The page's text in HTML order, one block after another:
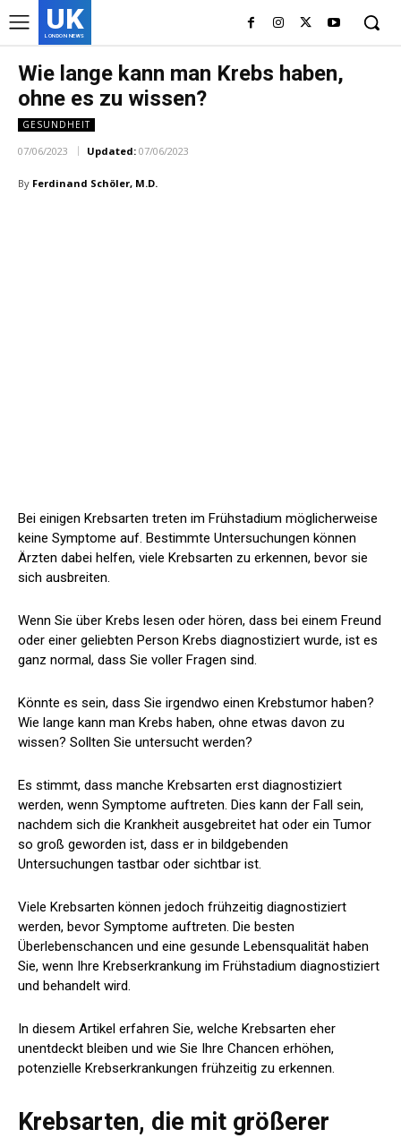
UK
LONDON NEWS
Wie lange kann man Krebs haben,
ohne es zu wissen?
GESUNDHEIT
07/06/2023 Updated: 07/06/2023
By Ferdinand Schöler, M.D.
Bei einigen Krebsarten treten im Frühstadium möglicherweise
keine Symptome auf. Bestimmte Untersuchungen können
Ärzten dabei helfen, viele Krebsarten zu erkennen, bevor sie
sich ausbreiten.
Wenn Sie über Krebs lesen oder hören, dass bei einem Freund
oder einer geliebten Person Krebs diagnostiziert wurde, ist es
ganz normal, dass Sie voller Fragen sind.
Könnte es sein, dass Sie irgendwo einen Krebstumor haben?
Wie lange kann man Krebs haben, ohne etwas davon zu
wissen? Sollten Sie untersucht werden?
Es stimmt, dass manche Krebsarten erst diagnostiziert
werden, wenn Symptome auftreten. Dies kann der Fall sein,
nachdem sich die Krankheit ausgebreitet hat oder ein Tumor
so groß geworden ist, dass er in bildgebenden
Untersuchungen tastbar oder sichtbar ist.
Viele Krebsarten können jedoch frühzeitig diagnostiziert
werden, bevor Symptome auftreten. Die besten
Überlebenschancen und eine gesunde Lebensqualität haben
Sie, wenn Ihre Krebserkrankung im Frühstadium diagnostiziert
und behandelt wird.
In diesem Artikel erfahren Sie, welche Krebsarten eher
unentdeckt bleiben und wie Sie Ihre Chancen erhöhen,
potenzielle Krebserkrankungen frühzeitig zu erkennen.
Krebsarten, die mit größerer